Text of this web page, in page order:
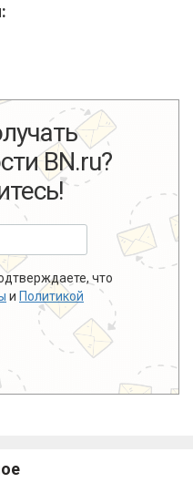
BN.ru?
что
и Политикой